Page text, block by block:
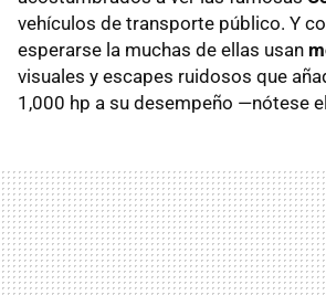
vehículos de transporte público. Y
esperarse la muchas de ellas usan
visuales y escapes ruidosos que
1,000 hp a su desempeño —nótese